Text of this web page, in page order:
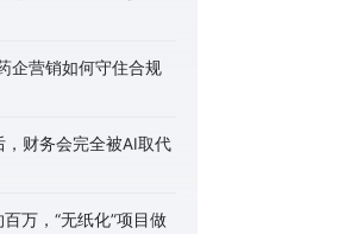
企营销如何守住合规
财务会完全被AI取代
万，“无纸化”项目做